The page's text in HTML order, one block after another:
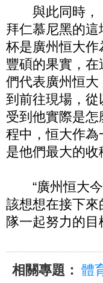
與此同時，《
拜仁慕尼黑的
杯是廣州恒大
豐碩的果實，
們代表廣州恒
到前往現場，
受到他實際是
程中，恒大作
是他們最大的收
“廣州恒大今
該想想在接下來
隊一起努力的目
相關專題： 體